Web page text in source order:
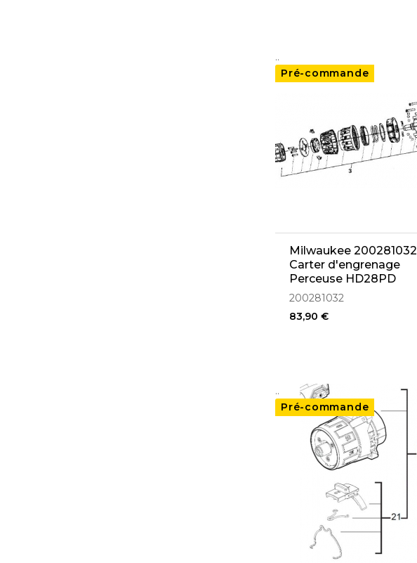
..
Pré-commande
Milwaukee 200281032
Carter d'engrenage
Perceuse HD28PD
200281032
83,90 €
..
Pré-commande